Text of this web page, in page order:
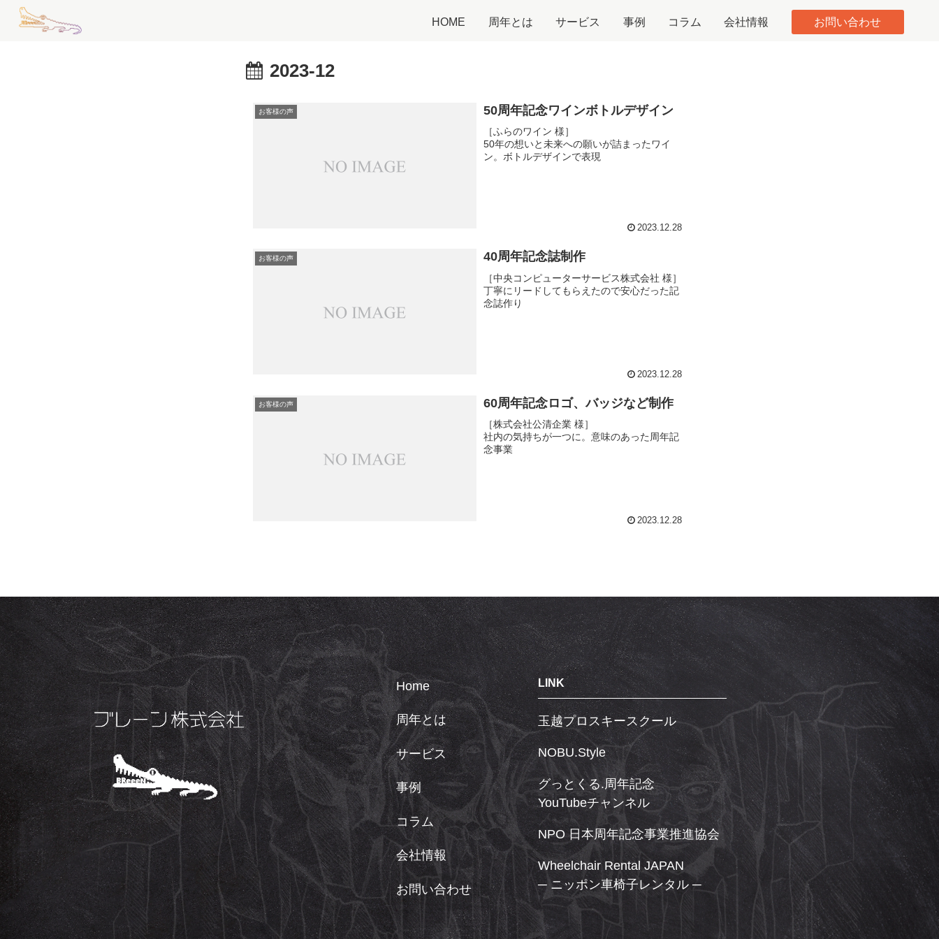
HOME 周年とは サービス 事例 コラム 会社情報 お問い合わせ
2023-12
お客様の声 50周年記念ワインボトルデザイン
［ふらのワイン 様］
50年の想いと未来への願いが詰まったワイ
ン。ボトルデザインで表現
2023.12.28
お客様の声 40周年記念誌制作
［中央コンピューターサービス株式会社 様］
丁寧にリードしてもらえたので安心だった記
念誌作り
2023.12.28
お客様の声 60周年記念ロゴ、バッジなど制作
［株式会社公清企業 様］
社内の気持ちが一つに。意味のあった周年記
念事業
2023.12.28
Home
周年とは
サービス
事例
コラム
会社情報
お問い合わせ
LINK
玉越プロスキースクール
NOBU.Style
グっとくる.周年記念
YouTubeチャンネル
NPO 日本周年記念事業推進協会
Wheelchair Rental JAPAN
─ ニッポン車椅子レンタル ─